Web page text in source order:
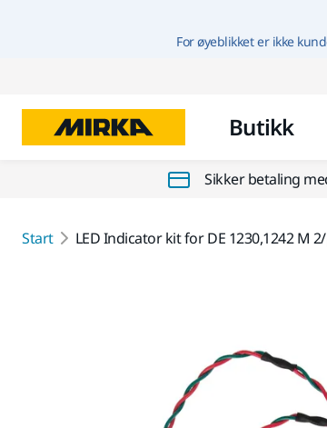
For øyeblikket er ikke
Butikk
Sikker betaling
Start LED Indicator kit for DE 1230,1242 M